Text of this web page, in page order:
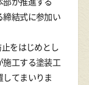
締結式に参加い
をはじめとし
施工する塗装工
てまいりま